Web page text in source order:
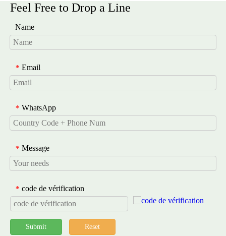
Feel Free to Drop a Line
Name
* Email
* WhatsApp
* Message
* code de vérification
Submit Reset